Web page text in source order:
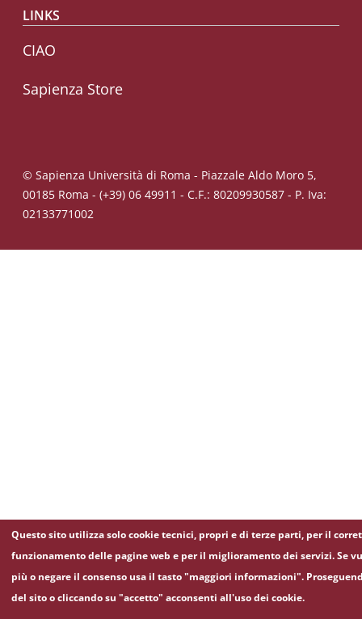
LINKS
CIAO
Sapienza Store
© Sapienza Università di Roma - Piazzale Aldo Moro 5,
00185 Roma - (+39) 06 49911 - C.F.: 80209930587 - P. Iva:
02133771002
Questo sito utilizza solo cookie tecnici, propri e di terze parti, per il
funzionamento delle pagine web e per il miglioramento dei servizi. Se
più o negare il consenso usa il tasto "maggiori informazioni".
del sito o cliccando su "accetto" acconsenti all'uso dei cookie.